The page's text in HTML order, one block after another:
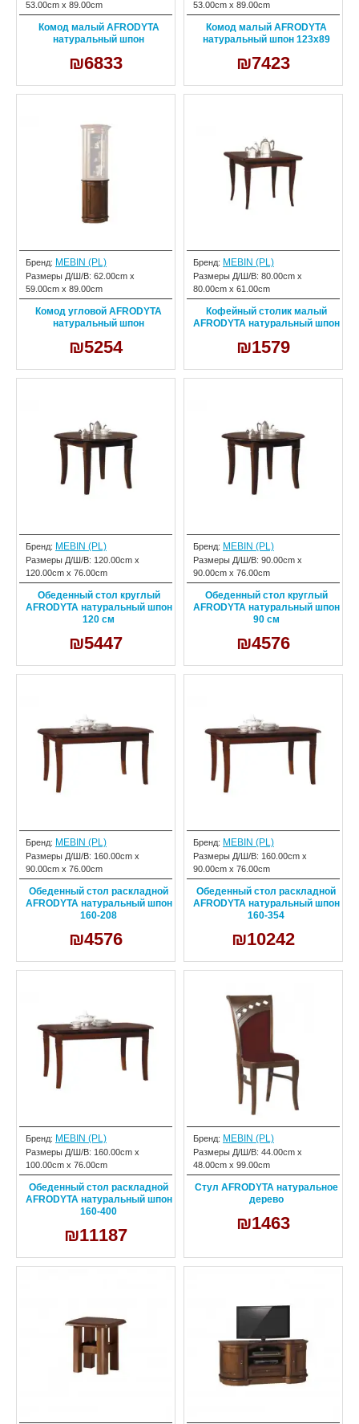
53.00cm x 89.00cm
Комод малый AFRODYTA
натуральный шпон
₪6833
53.00cm x 89.00cm
Комод малый AFRODYTA
натуральный шпон 123х89
₪7423
Бренд: MEBIN (PL)
Размеры Д/Ш/В: 62.00cm x
59.00cm x 89.00cm
Комод угловой AFRODYTA
натуральный шпон
₪5254
Бренд: MEBIN (PL)
Размеры Д/Ш/В: 80.00cm x
80.00cm x 61.00cm
Кофейный столик малый
AFRODYTA натуральный шпон
₪1579
Бренд: MEBIN (PL)
Размеры Д/Ш/В: 120.00cm x
120.00cm x 76.00cm
Обеденный стол круглый
AFRODYTA натуральный шпон
120 см
₪5447
Бренд: MEBIN (PL)
Размеры Д/Ш/В: 90.00cm x
90.00cm x 76.00cm
Обеденный стол круглый
AFRODYTA натуральный шпон
90 см
₪4576
Бренд: MEBIN (PL)
Размеры Д/Ш/В: 160.00cm x
90.00cm x 76.00cm
Обеденный стол раскладной
AFRODYTA натуральный шпон
160-208
₪4576
Бренд: MEBIN (PL)
Размеры Д/Ш/В: 160.00cm x
90.00cm x 76.00cm
Обеденный стол раскладной
AFRODYTA натуральный шпон
160-354
₪10242
Бренд: MEBIN (PL)
Размеры Д/Ш/В: 160.00cm x
100.00cm x 76.00cm
Обеденный стол раскладной
AFRODYTA натуральный шпон
160-400
₪11187
Бренд: MEBIN (PL)
Размеры Д/Ш/В: 44.00cm x
48.00cm x 99.00cm
Стул AFRODYTA натуральное
дерево
₪1463